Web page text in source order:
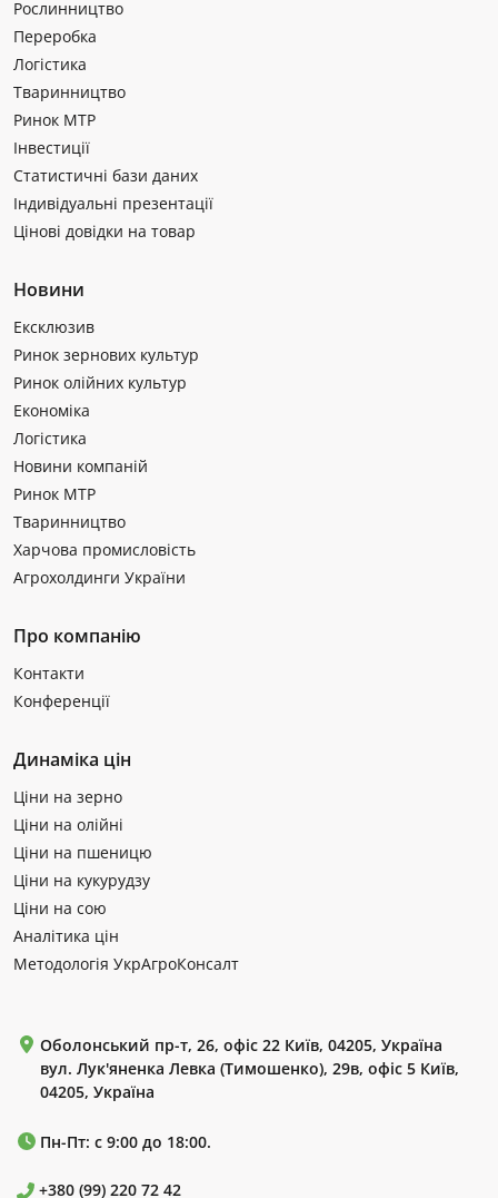
Рослинництво
Переробка
Логістика
Тваринництво
Ринок МТР
Інвестиції
Статистичні бази даних
Індивідуальні презентації
Цінові довідки на товар
Новини
Ексклюзив
Ринок зернових культур
Ринок олійних культур
Економіка
Логістика
Новини компаній
Ринок МТР
Тваринництво
Харчова промисловість
Агрохолдинги України
Про компанію
Контакти
Конференції
Динаміка цін
Ціни на зерно
Ціни на олійні
Ціни на пшеницю
Ціни на кукурудзу
Ціни на сою
Аналітика цін
Методологія УкрАгроКонсалт
Оболонський пр-т, 26, офіс 22 Київ, 04205, Україна
вул. Лук'яненка Левка (Тимошенко), 29в, офіс 5 Київ,
04205, Україна
Пн-Пт: с 9:00 до 18:00.
+380 (99) 220 72 42